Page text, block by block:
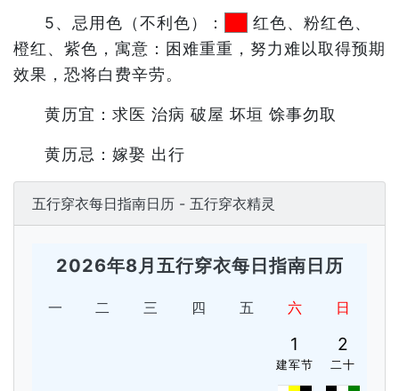
5、忌用色（不利色）：
红色、粉红色、
橙红、紫色，寓意：困难重重，努力难以取得预期
效果，恐将白费辛劳。
黄历宜：求医 治病 破屋 坏垣 馀事勿取
黄历忌：嫁娶 出行
五行穿衣每日指南日历 - 五行穿衣精灵
2026年8月五行穿衣每日指南日历
一 二 三 四 五 六 日
1
建军节
2
二十